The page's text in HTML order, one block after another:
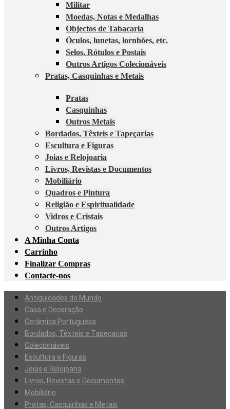
Militar
Moedas, Notas e Medalhas
Objectos de Tabacaria
Óculos, lunetas, lornhões, etc.
Selos, Rótulos e Postais
Outros Artigos Colecionáveis
Pratas, Casquinhas e Metais
Pratas
Casquinhas
Outros Metais
Bordados, Têxteis e Tapeçarias
Escultura e Figuras
Joias e Relojoaria
Livros, Revistas e Documentos
Mobiliário
Quadros e Pintura
Religião e Espiritualidade
Vidros e Cristais
Outros Artigos
A Minha Conta
Carrinho
Finalizar Compras
Contacte-nos
Antiguidades do Mundo
Casa e Decoração
Cerâmica Portuguesa
Bordados, Têxteis e Tapeçarias
Colecionáveis
Escultura e Figuras
Joias e Relojoaria
Livros, Revistas e Documentos
Mobiliário
Pratas, Casquinhas e Metais